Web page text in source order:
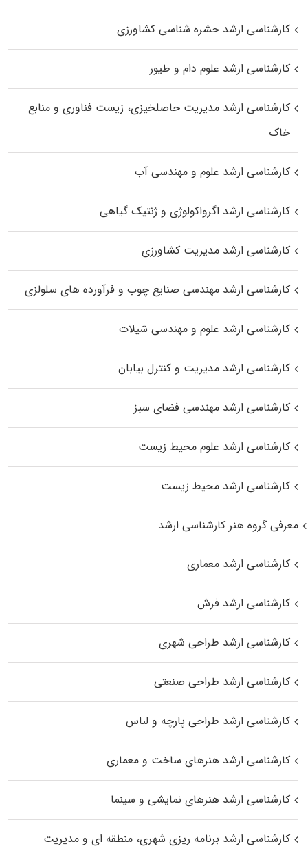
کارشناسی ارشد حشره‌ شناسی کشاورزی
کارشناسی ارشد علوم دام و طیور
کارشناسی ارشد مدیریت حاصلخیزی، زیست فناوری و منابع
خاک
کارشناسی ارشد علوم و مهندسی آب
کارشناسی ارشد اگرواکولوژی و ژنتیک گیاهی
کارشناسی ارشد مدیریت کشاورزی
کارشناسی ارشد مهندسی صنایع چوب و فرآورده‌ های سلولزی
کارشناسی ارشد علوم و مهندسی شیلات
کارشناسی ارشد مدیریت و کنترل بیابان
کارشناسی ارشد مهندسی فضای سبز
کارشناسی ارشد علوم محیط‌ زیست
کارشناسی ارشد محیط زیست
معرفی گروه هنر کارشناسی ارشد
کارشناسی ارشد معماری
کارشناسی ارشد فرش
کارشناسی ارشد طراحی شهری
کارشناسی ارشد طراحی صنعتی
کارشناسی ارشد طراحی پارچه و لباس
کارشناسی ارشد هنرهای ساخت و معماری
کارشناسی ارشد هنرهای نمایشی و سینما
کارشناسی ارشد برنامه ریزی شهری، منطقه‌ ای و مدیریت